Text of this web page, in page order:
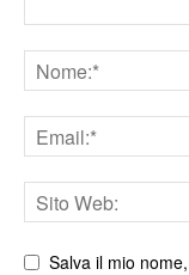
Nome
Email
Sito
web
Salva il mio